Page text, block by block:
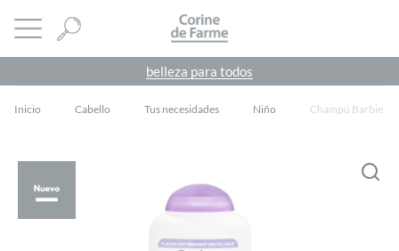
abrir menú CORINE DE FARME
belleza para todos
Inicio Cabello Tus necesidades Niño Champú Barbie